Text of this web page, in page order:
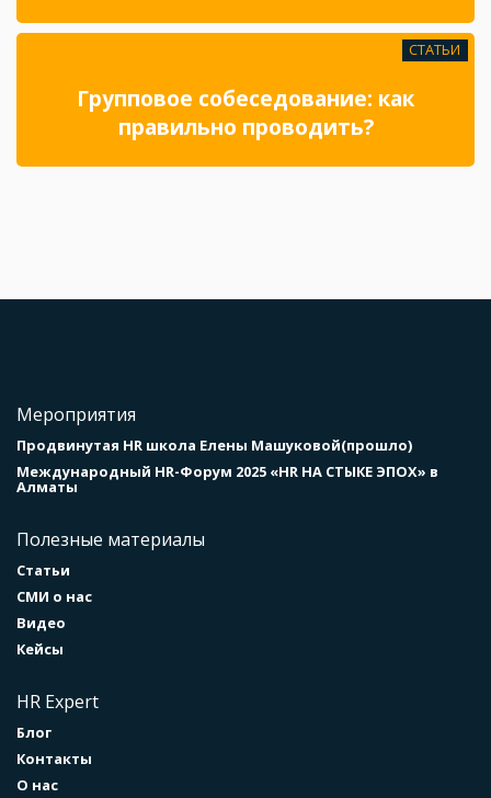
СТАТЬИ
Групповое собеседование: как
правильно проводить?
Мероприятия
Продвинутая HR школа Елены Машуковой(прошло)
Международный HR-Форум 2025 «HR НА СТЫКЕ ЭПОХ» в
Алматы
Полезные материалы
Статьи
СМИ о нас
Видео
Кейсы
HR Expert
Блог
Контакты
О нас